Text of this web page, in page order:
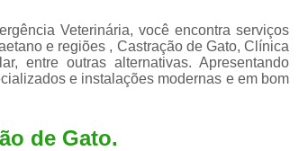
Exame para Animais Santo André
Exame para Cachorro
Veterinária, você encontra serviços
e regiões , Castração de Gato, Clínica
entre outras alternativas. Apresentando
e instalações modernas e em bom
de Gato.